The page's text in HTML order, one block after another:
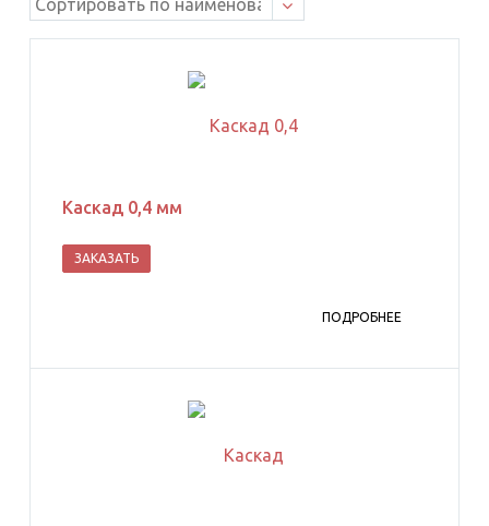
Каскад 0,4 мм
ЗАКАЗАТЬ
ПОДРОБНЕЕ